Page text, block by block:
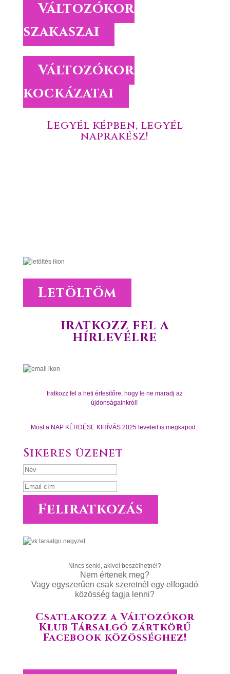
Változókor
szakaszai
Változókor
kockázatai
Legyél képben, legyél
naprakész!
Letöltöm
IRATKOZZ FEL A
HÍRLEVÉLRE
Iratkozz fel a heti értesítőre, hogy le ne maradj az
újdonságainkról!
Most a NAP KÉRDÉSE KIHÍVÁS 2025 leveleit is megkapod.
Sikeres üzenet
Feliratkozás
Nincs senki, akivel beszélhetnél?
Nem értenek meg?
Vagy egyszerűen csak szeretnél egy elfogadó
közösség tagja lenni?
Csatlakozz a Változókor
Klub Társalgó zártkörű
Facebook közösséghez!